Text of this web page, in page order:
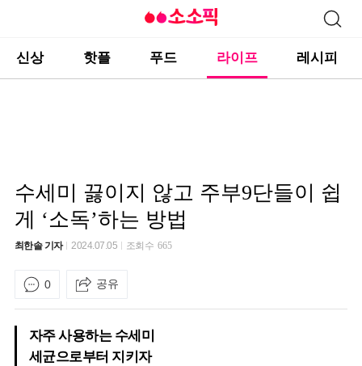
신상 핫플 푸드 라이프 레시피
수세미 끓이지 않고 주부9단들이 쉽
게 ‘소독’하는 방법
최한솔 기자 2024.07.05 조회수665
0 공유
자주 사용하는 수세미
세균으로부터 지키자